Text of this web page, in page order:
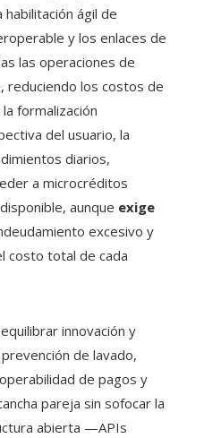
ágil de
y los enlaces de
las operaciones de
reduciendo los costos de
formalización
del usuario, la
diarios,
a microcréditos
aunque exige
excesivo y
costo total de cada
innovación y
de lavado,
de pagos y
pareja sin sofocar la
abierta —APIs